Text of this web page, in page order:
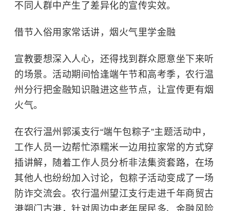
不同人群中产生了差异化的宣传实效。
借节入俗用家常话讲，烟火气里学金融
宣教要想深入人心，还得找到群众愿意坐下来听
的场景。活动期间恰逢端午节和高考季，农行温
州分行把金融知识融进这些节点，让宣传更有烟
火气。
在农行温州郭溪支行“端午包粽子”主题活动中，
工作人员一边帮忙添糯米一边用拉家常的方式穿
插讲解，随着工作人员分析非法集资套路，在场
其他人也纷纷加入讨论，包粽子活动变成了一场
防诈交流会。农行温州望江支行走进千年商贸古
港朔门古港，针对周边中老年居民多、金融风险